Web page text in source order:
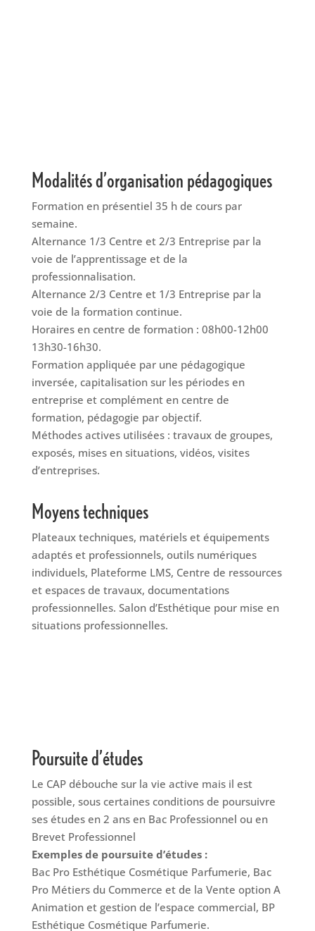
Modalités d’organisation pédagogiques
Formation en présentiel 35 h de cours par
semaine.
Alternance 1/3 Centre et 2/3 Entreprise par la
voie de l’apprentissage et de la
professionnalisation.
Alternance 2/3 Centre et 1/3 Entreprise par la
voie de la formation continue.
Horaires en centre de formation : 08h00-12h00
13h30-16h30.
Formation appliquée par une pédagogique
inversée, capitalisation sur les périodes en
entreprise et complément en centre de
formation, pédagogie par objectif.
Méthodes actives utilisées : travaux de groupes,
exposés, mises en situations, vidéos, visites
d’entreprises.
Moyens techniques
Plateaux techniques, matériels et équipements
adaptés et professionnels, outils numériques
individuels, Plateforme LMS, Centre de ressources
et espaces de travaux, documentations
professionnelles. Salon d’Esthétique pour mise en
situations professionnelles.
Poursuite d’études
Le CAP débouche sur la vie active mais il est
possible, sous certaines conditions de poursuivre
ses études en 2 ans en Bac Professionnel ou en
Brevet Professionnel
Exemples de poursuite d’études :
Bac Pro Esthétique Cosmétique Parfumerie, Bac
Pro Métiers du Commerce et de la Vente option A
Animation et gestion de l’espace commercial, BP
Esthétique Cosmétique Parfumerie.